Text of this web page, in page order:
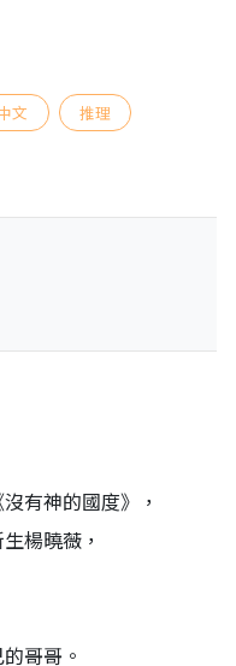
文 推理
有神的國度》，
楊曉薇，
哥哥。